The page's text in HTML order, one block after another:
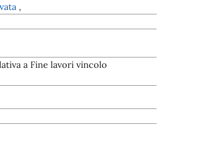
,
a Fine lavori vincolo